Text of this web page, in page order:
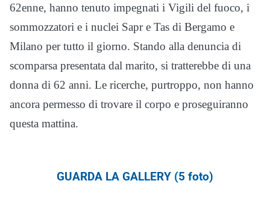
62enne, hanno tenuto impegnati i Vigili del fuoco, i
sommozzatori e i nuclei Sapr e Tas di Bergamo e
Milano per tutto il giorno. Stando alla denuncia di
scomparsa presentata dal marito, si tratterebbe di una
donna di 62 anni. Le ricerche, purtroppo, non hanno
ancora permesso di trovare il corpo e proseguiranno
questa mattina.
GUARDA LA GALLERY (5 foto)